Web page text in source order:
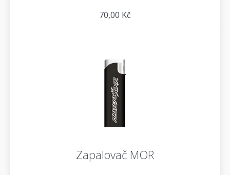
70,00 Kč
Zapalovač MOR